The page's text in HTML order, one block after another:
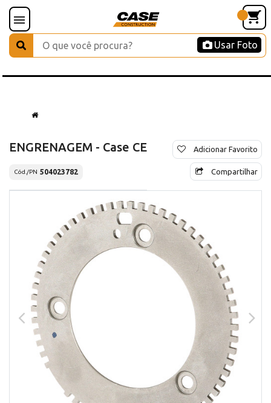
Usar Foto
ENGRENAGEM - Case CE
Cód./PN 504023782
Adicionar Favorito
Compartilhar